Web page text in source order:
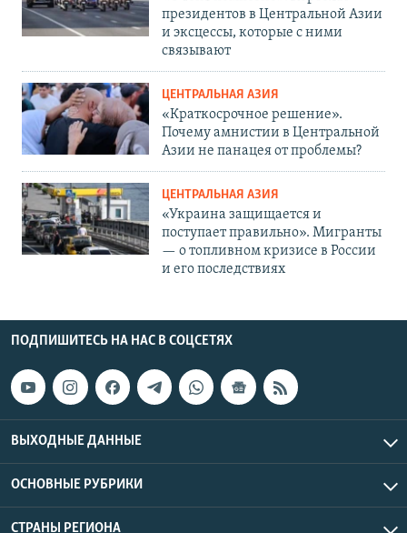
президентов в Центральной Азии
и эксцессы, которые с ними
связывают
ЦЕНТРАЛЬНАЯ АЗИЯ
«Краткосрочное решение».
Почему амнистии в Центральной
Азии не панацея от проблемы?
ЦЕНТРАЛЬНАЯ АЗИЯ
«Украина защищается и
поступает правильно». Мигранты
— о топливном кризисе в России
и его последствиях
ПОДПИШИТЕСЬ НА НАС В СОЦСЕТЯХ
ВЫХОДНЫЕ ДАННЫЕ
ОСНОВНЫЕ РУБРИКИ
СТРАНЫ РЕГИОНА